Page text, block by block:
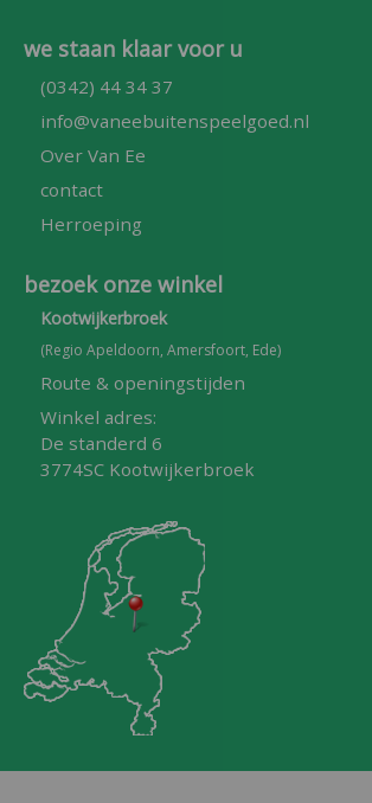
we staan klaar voor u
(0342) 44 34 37
info@vaneebuitenspeelgoed.nl
Over Van Ee
contact
Herroeping
bezoek onze winkel
Kootwijkerbroek
(Regio Apeldoorn, Amersfoort, Ede)
Route & openingstijden
Winkel adres:
De standerd 6
3774SC Kootwijkerbroek